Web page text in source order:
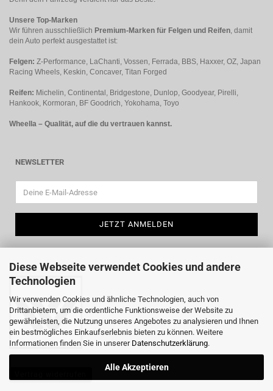
Diese Webseite verwendet Cookies und andere
Technologien
Wir verwenden Cookies und ähnliche Technologien, auch von
Drittanbietern, um die ordentliche Funktionsweise der Website zu
gewährleisten, die Nutzung unseres Angebotes zu analysieren und Ihnen
ein bestmögliches Einkaufserlebnis bieten zu können. Weitere
Informationen finden Sie in unserer Datenschutzerklärung.
Alle Akzeptieren
Unsere Top-Marken
Wir führen ausschließlich Premium-Marken für Felgen und Reifen, damit
dein Auto perfekt ausgestattet ist:
Felgen: Z-Performance, LaChanti, Vossen, Ferrada, BBS, Haxxer, OZ, Japan
Racing Wheels, Keskin, Concaver, Titan Forged
Reifen: Michelin, Continental, Bridgestone, Dunlop, Goodyear, Pirelli,
Hankook, Kormoran, BF Goodrich, Yokohama, Toyo
Wheella – Qualität, auf die du vertrauen kannst.
NEWSLETTER